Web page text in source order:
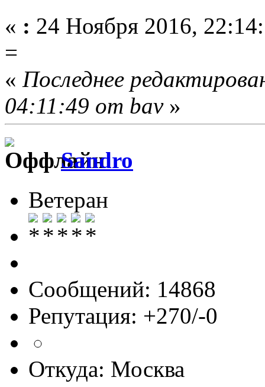
« : 24 Ноября 2016,
=
« Последнее
04:11:49 от bav»
Sandro
Ветеран
Сообщений: 14868
Репутация: +270/-0
Откуда: Москва